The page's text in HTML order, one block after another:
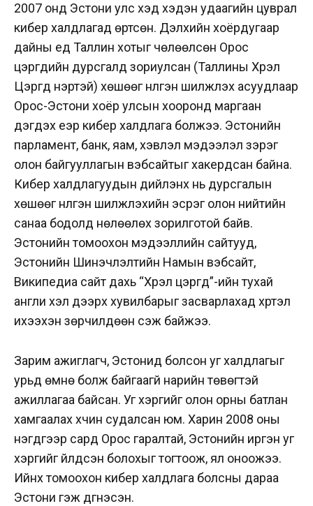
2007 онд Эстони улс хэд хэдэн удаагийн цуврал
кибер халдлагад өртсөн. Дэлхийн хоёрдугаар
дайны үед Таллин хотыг чөлөөлсөн Орос
цэргүүдийн дурсгалд зориулсан (Таллины Хүрэл
Цэргүүд нэртэй) хөшөөг нүүлгэн шилжүүлэх асуудлаар
Орос-Эстони хоёр улсын хооронд маргаан
дэгдэх үеэр кибер халдлага болжээ. Эстонийн
парламент, банк, яам, хэвлэл мэдээлэл зэрэг
олон байгууллагын вэбсайтыг хакердсан байна.
Кибер халдлагуудын дийлэнх нь дурсгалын
хөшөөг нүүлгэн шилжүүлэхийн эсрэг олон нийтийн
санаа бодолд нөлөөлөх зорилготой байв.
Эстонийн томоохон мэдээллийн сайтууд,
Эстонийн Шинэчлэлтийн Намын вэбсайт,
Википедиа сайт дахь “Хүрэл цэргүүд”-ийн тухай
англи хэл дээрх хувилбарыг засварлахад хүртэл
ихээхэн зөрчилдөөн үүсэж байжээ.
Зарим ажиглагч, Эстонид болсон уг халдлагыг
урьд өмнө болж байгаагүй нарийн төвөгтэй
ажиллагаа байсан. Уг хэргийг олон орны батлан
хамгаалах хүчин судалсан юм. Харин 2008 оны
нэгдүгээр сард Орос гаралтай, Эстонийн иргэн уг
хэргийг үйлдсэн болохыг тогтоож, ял оноожээ.
Ийнхүү томоохон кибер халдлага болсны дараа
Эстони гэж дүгнэсэн.